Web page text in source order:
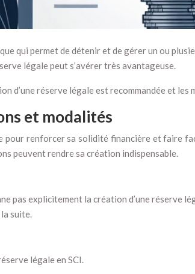
qui permet de détenir et de gérer un ou
légale peut s’avérer très avantageuse.
réserve légale est recommandée et les
et modalités
renforcer sa solidité financière et faire
peuvent rendre sa création indispensable.
pas explicitement la création d’une réserve
suite.
légale en SCI.